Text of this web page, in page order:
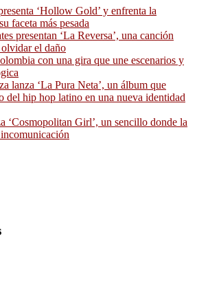
‘Hollow Gold’ y enfrenta la
faceta más pesada
presentan ‘La Reversa’, una canción
el daño
con una gira que une escenarios y
lanza ‘La Pura Neta’, un álbum que
del hip hop latino en una nueva identidad
‘Cosmopolitan Girl’, un sencillo donde la